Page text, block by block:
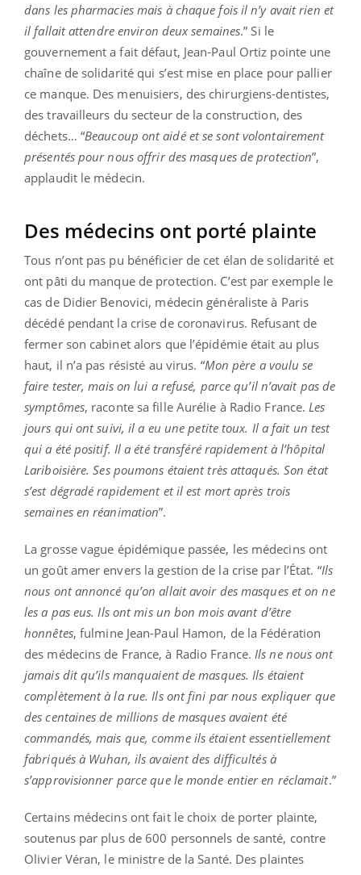
dans les pharmacies mais à chaque fois il n’y avait rien et
il fallait attendre environ deux semaines.” Si le
gouvernement a fait défaut, Jean-Paul Ortiz pointe une
chaîne de solidarité qui s’est mise en place pour pallier
ce manque. Des menuisiers, des chirurgiens-dentistes,
des travailleurs du secteur de la construction, des
déchets… “Beaucoup ont aidé et se sont volontairement
présentés pour nous offrir des masques de protection”,
applaudit le médecin.
Des médecins ont porté plainte
Tous n’ont pas pu bénéficier de cet élan de solidarité et
ont pâti du manque de protection. C’est par exemple le
cas de Didier Benovici, médecin généraliste à Paris
décédé pendant la crise de coronavirus. Refusant de
fermer son cabinet alors que l’épidémie était au plus
haut, il n’a pas résisté au virus. “Mon père a voulu se
faire tester, mais on lui a refusé, parce qu’il n’avait pas de
symptômes, raconte sa fille Aurélie à Radio France. Les
jours qui ont suivi, il a eu une petite toux. Il a fait un test
qui a été positif. Il a été transféré rapidement à l’hôpital
Lariboisière. Ses poumons étaient très attaqués. Son état
s’est dégradé rapidement et il est mort après trois
semaines en réanimation”.
La grosse vague épidémique passée, les médecins ont
un goût amer envers la gestion de la crise par l’État. “Ils
nous ont annoncé qu’on allait avoir des masques et on ne
les a pas eus. Ils ont mis un bon mois avant d’être
honnêtes, fulmine Jean-Paul Hamon, de la Fédération
des médecins de France, à Radio France. Ils ne nous ont
jamais dit qu’ils manquaient de masques. Ils étaient
complètement à la rue. Ils ont fini par nous expliquer que
des centaines de millions de masques avaient été
commandés, mais que, comme ils étaient essentiellement
fabriqués à Wuhan, ils avaient des difficultés à
s’approvisionner parce que le monde entier en réclamait.”
Certains médecins ont fait le choix de porter plainte,
soutenus par plus de 600 personnels de santé, contre
Olivier Véran, le ministre de la Santé. Des plaintes